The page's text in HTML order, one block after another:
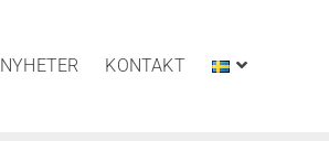
NYHETER KONTAKT